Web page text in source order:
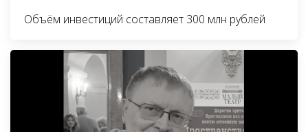
Объём инвестиций составляет 300 млн рублей